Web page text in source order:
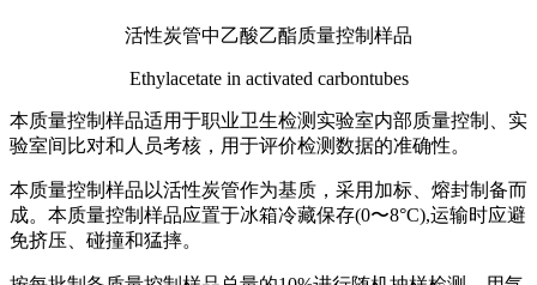
活性炭管中乙酸乙酯质量控制样品
Ethylacetate in activated carbontubes
本质量控制样品适用于职业卫生检测实验室内部质量控制、实
验室间比对和人员考核，用于评价检测数据的准确性。
本质量控制样品以活性炭管作为基质，采用加标、熔封制备而
成。本质量控制样品应置于冰箱冷藏保存(0〜8°C),运输时应避
免挤压、碰撞和猛摔。